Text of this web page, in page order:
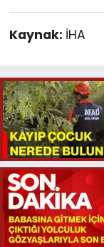
Kaynak: İHA